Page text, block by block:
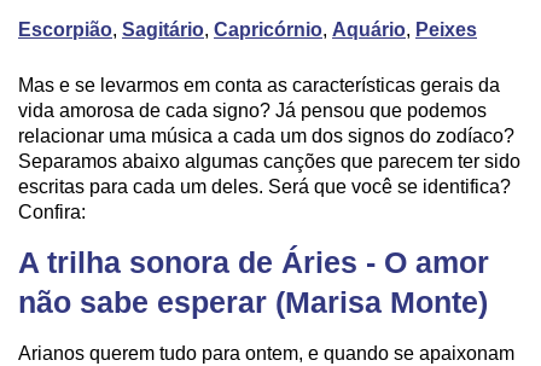
Escorpião, Sagitário, Capricórnio, Aquário, Peixes
Mas e se levarmos em conta as características gerais da
vida amorosa de cada signo? Já pensou que podemos
relacionar uma música a cada um dos signos do zodíaco?
Separamos abaixo algumas canções que parecem ter sido
escritas para cada um deles. Será que você se identifica?
Confira:
A trilha sonora de Áries - O amor
não sabe esperar (Marisa Monte)
Arianos querem tudo para ontem, e quando se apaixonam